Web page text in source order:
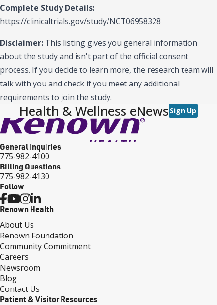
Complete Study Details:
https://clinicaltrials.gov/study/NCT06958328
Disclaimer: This listing gives you general information
about the study and isn't part of the official consent
process. If you decide to learn more, the research team will
talk with you and check if you meet any additional
requirements to join the study.
Health & Wellness eNews Sign Up
General Inquiries
775-982-4100
Billing Questions
775-982-4130
Follow
Renown Health
About Us
Renown Foundation
Community Commitment
Careers
Newsroom
Blog
Contact Us
Patient & Visitor Resources